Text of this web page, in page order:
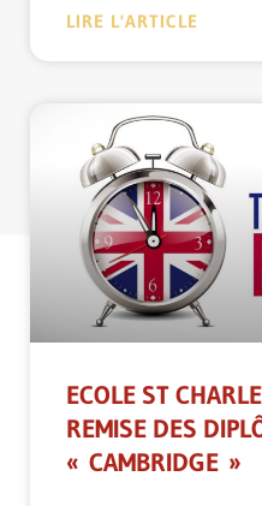
LIRE L'ARTICLE
ECOLE ST
REMISE DES
« CAMBRIDGE »